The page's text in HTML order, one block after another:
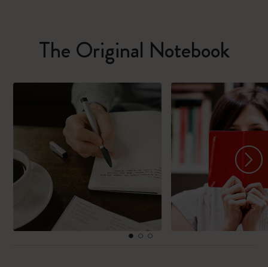
The Original Notebook